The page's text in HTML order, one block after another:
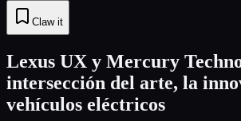
Claw it
Lexus UX y Mercury
intersección del arte, la
vehículos eléctricos